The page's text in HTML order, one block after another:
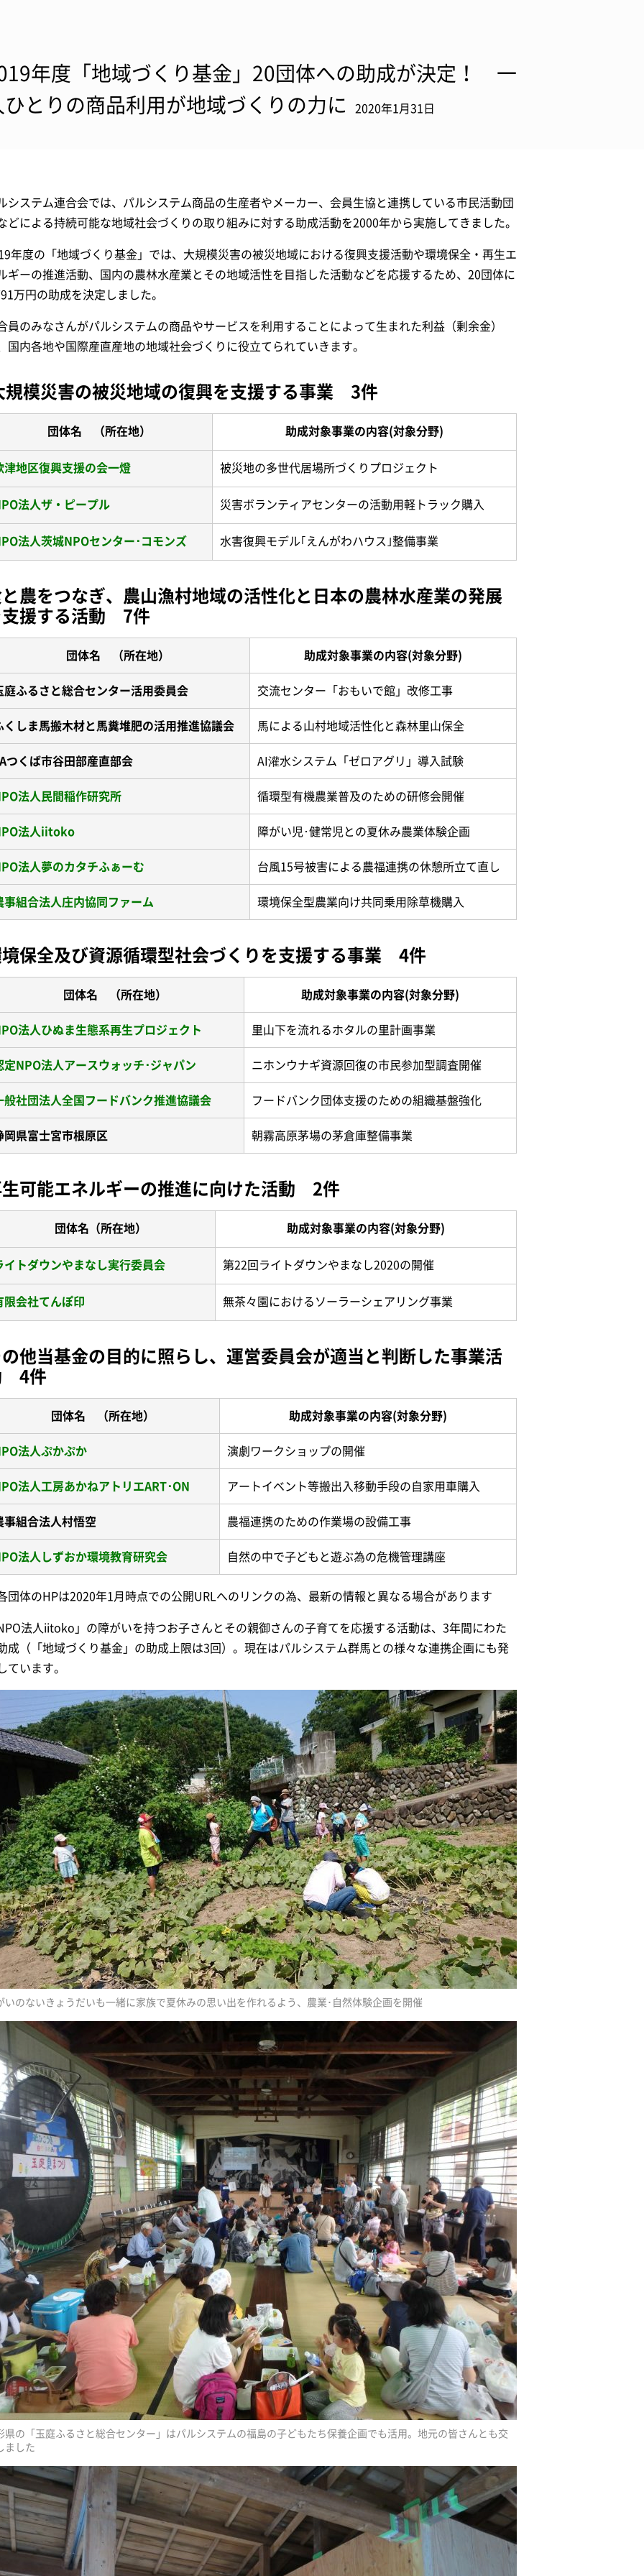
年度「地域づくり基金」20団体への助成が決定！ 一
ひとりの商品利用が地域づくりの力に
2020年1月31日
システム連合会では、パルシステム商品の生産者やメーカー、会員生協と連携している市民活動団
どによる持続可能な地域社会づくりの取り組みに対する助成活動を2000年から実施してきました。
年度の「地域づくり基金」では、大規模災害の被災地域における復興支援活動や環境保全・再生エ
ギーの推進活動、国内の農林水産業とその地域活性を目指した活動などを応援するため、20団体に
万円の助成を決定しました。
員のみなさんがパルシステムの商品やサービスを利用することによって生まれた利益（剰余金）
国内各地や国際産直産地の地域社会づくりに役立てられていきます。
規模災害の被災地域の復興を支援する事業 3件
団体名 （所在地） 助成対象事業の内容(対象分野)
津地区復興支援の会一燈 被災地の多世代居場所づくりプロジェクト
法人ザ・ピープル 災害ボランティアセンターの活動用軽トラック購入
法人茨城NPOセンター･コモンズ 水害復興モデル｢えんがわハウス｣整備事業
農をつなぎ、農山漁村地域の活性化と日本の農林水産業の発展
支援する活動 7件
団体名 （所在地） 助成対象事業の内容(対象分野)
庭ふるさと総合センター活用委員会 交流センター「おもいで館」改修工事
くしま馬搬木材と馬糞堆肥の活用推進協議会 馬による山村地域活性化と森林里山保全
つくば市谷田部産直部会 AI灌水システム「ゼロアグリ」導入試験
法人民間稲作研究所 循環型有機農業普及のための研修会開催
法人iitoko 障がい児･健常児との夏休み農業体験企画
法人夢のカタチふぁーむ 台風15号被害による農福連携の休憩所立て直し
事組合法人庄内協同ファーム 環境保全型農業向け共同乗用除草機購入
保全及び資源循環型社会づくりを支援する事業 4件
団体名 （所在地） 助成対象事業の内容(対象分野)
法人ひぬま生態系再生プロジェクト 里山下を流れるホタルの里計画事業
定NPO法人アースウォッチ･ジャパン ニホンウナギ資源回復の市民参加型調査開催
般社団法人全国フードバンク推進協議会 フードバンク団体支援のための組織基盤強化
岡県富士宮市根原区 朝霧高原茅場の茅倉庫整備事業
可能エネルギーの推進に向けた活動 2件
団体名（所在地） 助成対象事業の内容(対象分野)
イトダウンやまなし実行委員会 第22回ライトダウンやまなし2020の開催
限会社てんぽ印 無茶々園におけるソーラーシェアリング事業
他当基金の目的に照らし、運営委員会が適当と判断した事業活
4件
団体名 （所在地） 助成対象事業の内容(対象分野)
法人ぷかぷか 演劇ワークショップの開催
法人工房あかねアトリエART･ON アートイベント等搬出入移動手段の自家用車購入
事組合法人村悟空 農福連携のための作業場の設備工事
法人しずおか環境教育研究会 自然の中で子どもと遊ぶ為の危機管理講座
団体のHPは2020年1月時点での公開URLへのリンクの為、最新の情報と異なる場合があります
法人iitoko」の障がいを持つお子さんとその親御さんの子育てを応援する活動は、3年間にわた
成（「地域づくり基金」の助成上限は3回）。現在はパルシステム群馬との様々な連携企画にも発
ています。
いのないきょうだいも一緒に家族で夏休みの思い出を作れるよう、農業･自然体験企画を開催
県の「玉庭ふるさと総合センター」はパルシステムの福島の子どもたち保養企画でも活用。地元の皆さんとも交
ました